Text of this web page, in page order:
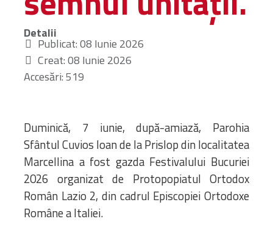
Detalii
Publicat: 08 Iunie 2026
Creat: 08 Iunie 2026
Accesări: 519
Duminică, 7 iunie, după-amiază, Parohia
Sfântul Cuvios Ioan de la Prislop din localitatea
Marcellina a fost gazda Festivalului Bucuriei
2026 organizat de Protopopiatul Ortodox
Român Lazio 2, din cadrul Episcopiei Ortodoxe
Române a Italiei.